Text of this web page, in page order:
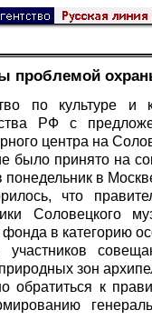
проблемой
по культуре
РФ с
центра на
было принято на
понедельник в
что
Соловецкого
фонда в категорию
зон
обратиться к